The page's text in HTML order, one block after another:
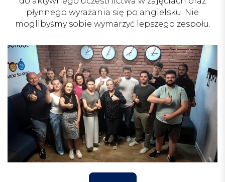
płynnego wyrażania się po angielsku. Nie
moglibyśmy sobie wymarzyć lepszego zespołu.